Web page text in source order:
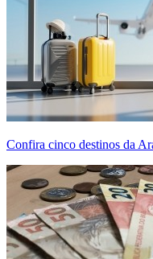
Confira cinco destinos da